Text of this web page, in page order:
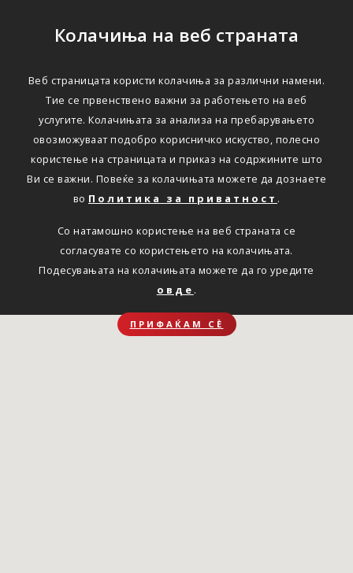
Колачиња на веб страната
Веб страницата користи колачиња за различни намени.
Тие се првенствено важни за работењето на веб
услугите. Колачињата за анализа на пребарувањето
овозможуваат подобро корисничко искуство, полесно
користење на страницата и приказ на содржините што
Ви се важни. Повеќе за колачињата можете да дознаете
во Политика за приватност .
Со натамошно користење на веб страната се
согласувате со користењето на колачињата.
Подесувањата на колачињата можете да го уредите
овде .
ПРИФАЌАМ СЀ